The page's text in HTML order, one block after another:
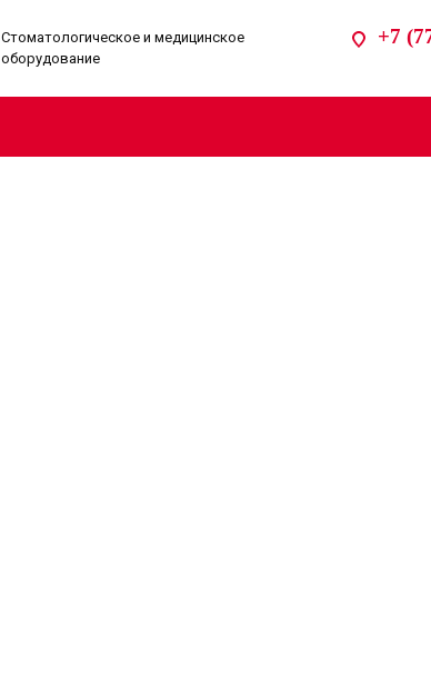
Стоматологическое и медицинское
оборудование
+7